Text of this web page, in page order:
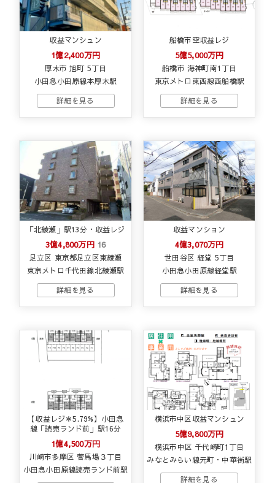
収益マンシュン
1億2,400万円
厚木市 旭町 5丁目
小田急小田原線本厚木駅
船橋市空収益レジ
5億5,000万円
船橋市 海神町南1丁目
東京メトロ東西線西船橋駅
「北綾瀬」駅13分・収益レジ
3億4,800万円 16
足立区 東京都足立区東綾瀬
東京メトロ千代田線北綾瀬駅
収益マンション
4億3,070万円
世田谷区 経堂 5丁目
小田急小田原線経堂駅
【収益レジ＊5.79%】小田急
線「読売ランド前」駅16分
1億4,500万円
川崎市多摩区 菅馬場３丁目
小田急小田原線読売ランド前駅
横浜市中区収益マンシュン
5億9,800万円
横浜市中区 千代崎町1丁目
みなとみらい線元町・中華街駅